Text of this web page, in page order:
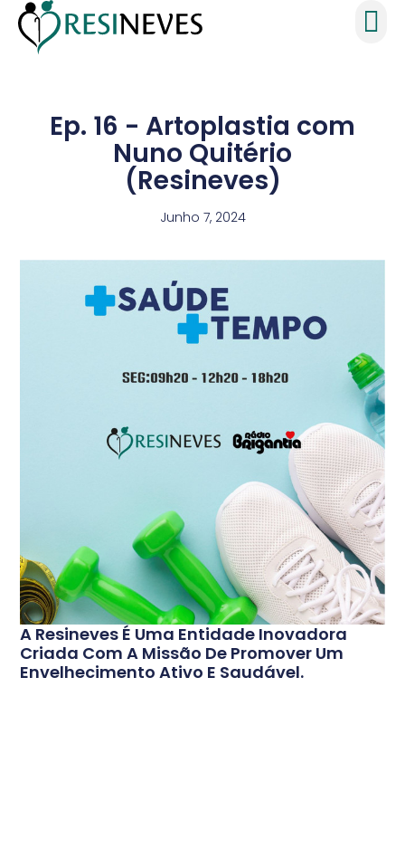
Ep. 16 - Artoplastia com
Nuno Quitério
(Resineves)
Junho 7, 2024
A Resineves É Uma Entidade Inovadora
Criada Com A Missão De Promover Um
Envelhecimento Ativo E Saudável.